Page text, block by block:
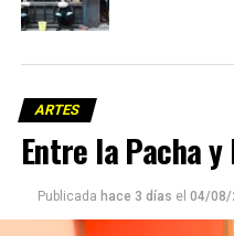
ARTES
Entre la Pacha
Publicada hace 3 días el 04/08/